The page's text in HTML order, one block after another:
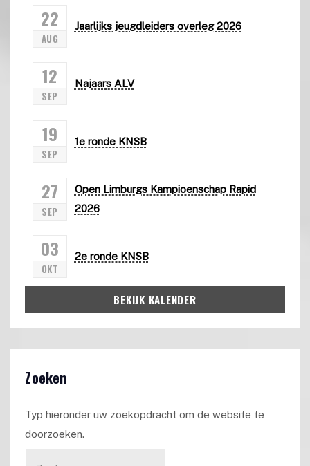
22
AUG
Jaarlijks jeugdleiders overleg 2026
12
SEP
Najaars ALV
19
SEP
1e ronde KNSB
27
SEP
Open Limburgs Kampioenschap Rapid
2026
03
OKT
2e ronde KNSB
BEKIJK KALENDER
Zoeken
Typ hieronder uw zoekopdracht om de website te
doorzoeken.